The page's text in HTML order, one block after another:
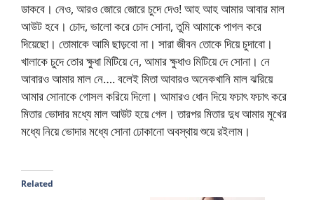
ডাকবে। নেও, আরও জোরে জোরে চুদে দেও! আহ আহ আমার আবার মাল
আউট হবে। চোদ, ভালো করে চোদ সোনা, তুমি আমাকে পাগল করে
দিয়েছো। তোমাকে আমি ছাড়বো না। সারা জীবন তোকে দিয়ে চুদাবো।
খালাকে চুদে তোর ক্ষুধা মিটিয়ে নে, আমার ক্ষুধাও মিটিয়ে দে সোনা। নে
আবারও আমার মাল নে…. বলেই মিতা আবারও অনেকখানি মাল ঝরিয়ে
আমার সোনাকে গোসল করিয়ে দিলো। আমারও ধোন দিয়ে ফচাৎ ফচাৎ করে
মিতার ভোদার মধ্যে মাল আউট হয়ে গেল। তারপর মিতার দুধ আমার মুখের
মধ্যে নিয়ে ভোদার মধ্যে সোনা ঢোকানো অবস্থায় শুয়ে রইলাম।
Related